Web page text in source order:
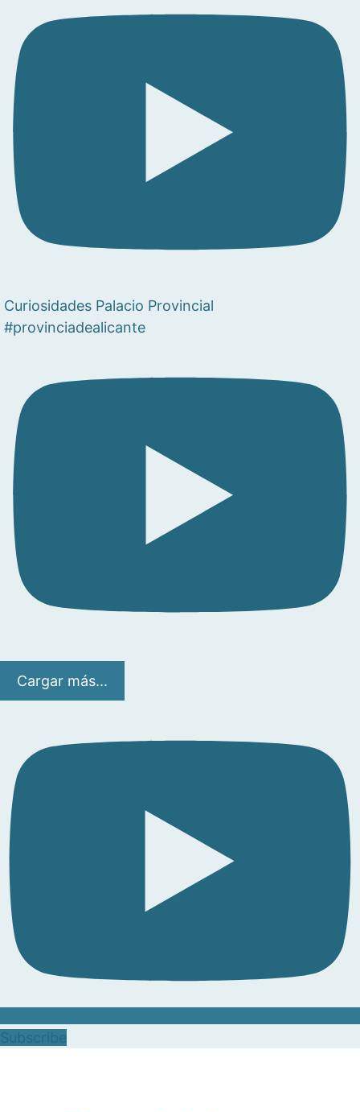
Curiosidades Palacio Provincial
#provinciadealicante
Cargar más...